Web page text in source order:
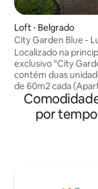
Loft ⋅ Belgrado
Localizado na
exclusivo "City
contém duas
de 60m2 cada
Verde) com
design moderno e
surpreendente
tranquilo e
por